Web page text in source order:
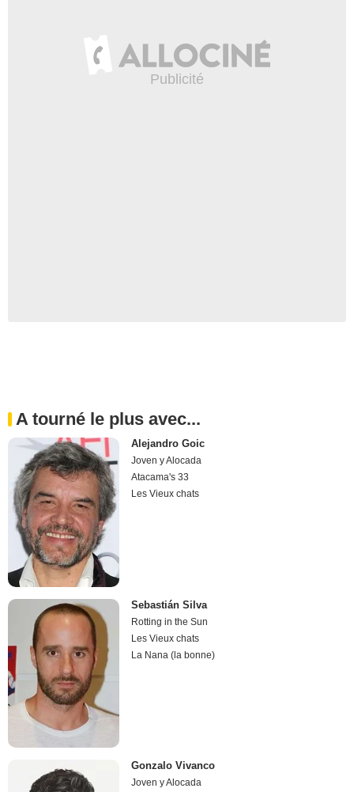
A tourné le plus avec...
Alejandro Goic
Joven y Alocada
Atacama's 33
Les Vieux chats
Sebastián Silva
Rotting in the Sun
Les Vieux chats
La Nana (la bonne)
Gonzalo Vivanco
Joven y Alocada